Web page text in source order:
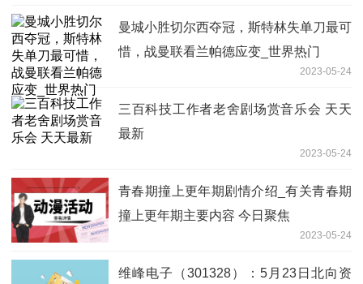
曼城小胜切尔西夺冠，斯特林失单刀最可
惜，战曼联看兰帕德应变_世界热门
2023-05-24
三百科技工作者老舍剧场赏音乐会 天天
最新
2023-05-24
青春期撞上更年期剧情介绍_有关青春期
撞上更年期主要内容 今日聚焦
2023-05-24
维峰电子（301328）：5月23日北向资